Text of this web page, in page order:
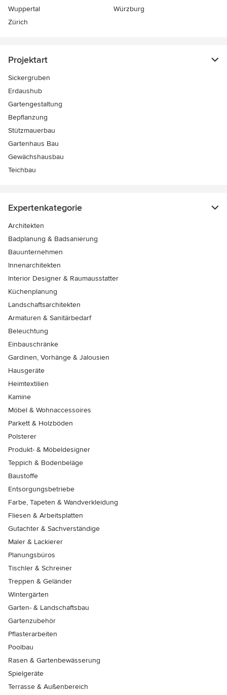
Wuppertal
Würzburg
Zürich
Projektart
Sickergruben
Erdaushub
Gartengestaltung
Bepflanzung
Stützmauerbau
Gartenhaus Bau
Gewächshausbau
Teichbau
Expertenkategorie
Architekten
Badplanung & Badsanierung
Bauunternehmen
Innenarchitekten
Interior Designer & Raumausstatter
Küchenplanung
Landschaftsarchitekten
Armaturen & Sanitärbedarf
Beleuchtung
Einbauschränke
Gardinen, Vorhänge & Jalousien
Hausgeräte
Heimtextilien
Kamine
Möbel & Wohnaccessoires
Parkett & Holzböden
Polsterer
Produkt- & Möbeldesigner
Teppich & Bodenbeläge
Baustoffe
Entsorgungsbetriebe
Farbe, Tapeten & Wandverkleidung
Fliesen & Arbeitsplatten
Gutachter & Sachverständige
Maler & Lackierer
Planungsbüros
Tischler & Schreiner
Treppen & Geländer
Wintergärten
Garten- & Landschaftsbau
Gartenzubehör
Pflasterarbeiten
Poolbau
Rasen & Gartenbewässerung
Spielgeräte
Terrasse & Außenbereich